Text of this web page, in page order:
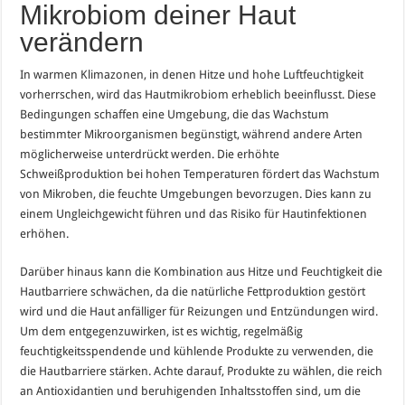
Mikrobiom deiner Haut
verändern
In warmen Klimazonen, in denen Hitze und hohe Luftfeuchtigkeit
vorherrschen, wird das Hautmikrobiom erheblich beeinflusst. Diese
Bedingungen schaffen eine Umgebung, die das Wachstum
bestimmter Mikroorganismen begünstigt, während andere Arten
möglicherweise unterdrückt werden. Die erhöhte
Schweißproduktion bei hohen Temperaturen fördert das Wachstum
von Mikroben, die feuchte Umgebungen bevorzugen. Dies kann zu
einem Ungleichgewicht führen und das Risiko für Hautinfektionen
erhöhen.
Darüber hinaus kann die Kombination aus Hitze und Feuchtigkeit die
Hautbarriere schwächen, da die natürliche Fettproduktion gestört
wird und die Haut anfälliger für Reizungen und Entzündungen wird.
Um dem entgegenzuwirken, ist es wichtig, regelmäßig
feuchtigkeitsspendende und kühlende Produkte zu verwenden, die
die Hautbarriere stärken. Achte darauf, Produkte zu wählen, die reich
an Antioxidantien und beruhigenden Inhaltsstoffen sind, um die